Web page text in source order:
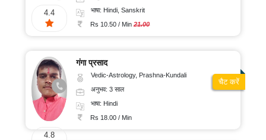
4.4
भाषा: Hindi, Sanskrit
Rs 10.50 / Min21.00
4.8
गंगा प्रसाद
Vedic-Astrology, Prashna-Kundali
अनुभव: 3 साल
भाषा: Hindi
Rs 18.00 / Min
चैट करें